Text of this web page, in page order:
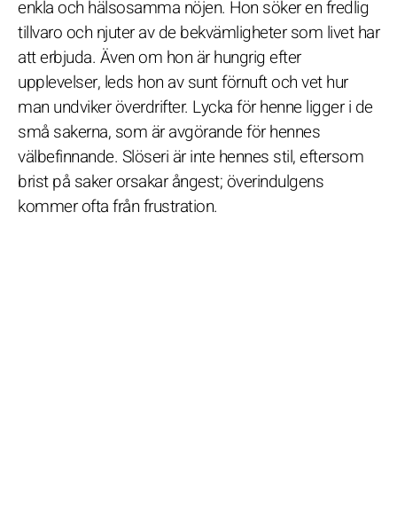
enkla och hälsosamma nöjen. Hon söker en fredlig
tillvaro och njuter av de bekvämligheter som livet har
att erbjuda. Även om hon är hungrig efter
upplevelser, leds hon av sunt förnuft och vet hur
man undviker överdrifter. Lycka för henne ligger i de
små sakerna, som är avgörande för hennes
välbefinnande. Slöseri är inte hennes stil, eftersom
brist på saker orsakar ångest; överindulgens
kommer ofta från frustration.